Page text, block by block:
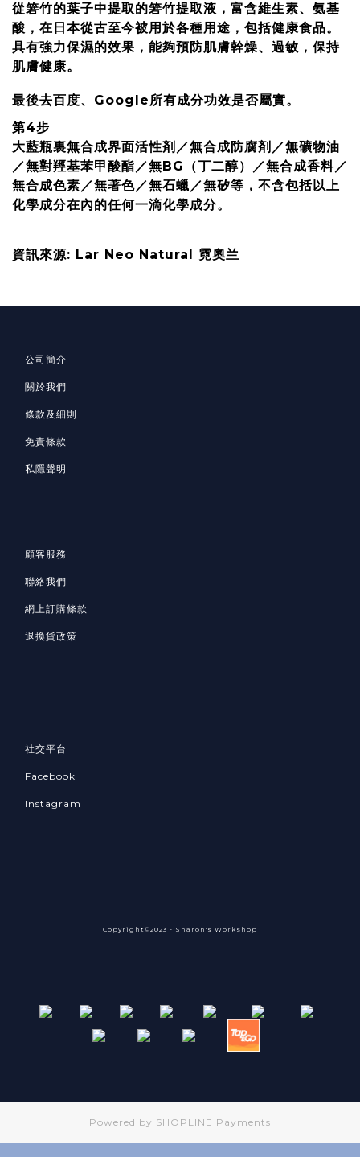
從箬竹的葉子中提取的箬竹提取液，富含維生素、氨基
酸，在日本從古至今被用於各種用途，包括健康食品。
具有強力保濕的效果，能夠預防肌膚幹燥、過敏，保持
肌膚健康。
最後去百度、Google所有成分功效是否屬實。
第4步
大藍瓶裏無合成界面活性剤／無合成防腐剤／無礦物油
／無對羥基苯甲酸酯／無BG（丁二醇）／無合成香料／
無合成色素／無著色／無石蠟／無矽等，不含包括以上
化學成分在內的任何一滴化學成分。
資訊來源: Lar Neo Natural 霓奧兰
公司簡介
關於我們
條款及細則
免責條款
私隱聲明
顧客服務
聯絡我們
網上訂購條款
退換貨政策
社交平台
Facebook
Instagram
Copyright©2023 - Sharon's Workshop
Powered by SHOPLINE Payments